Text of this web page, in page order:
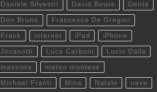
Daniele Silvestri David Bowie Dente
Don Bruno Francesco De Gregori
Frank internet iPad iPhone
Jovanotti Luca Carboni Lucio Dalla
massima meteo montese
Michael Franti Mina Natale neve